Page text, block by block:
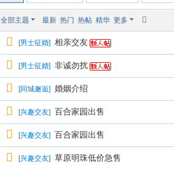
全部主题 最新 热门 热帖 精华 更多
[男士征婚] 相亲交友
[男士征婚] 非诚勿扰
[同城邂逅] 婚姻介绍
[兴趣交友] 百合家园出售
[兴趣交友] 百合家园出售
[兴趣交友] 草原明珠低价急售